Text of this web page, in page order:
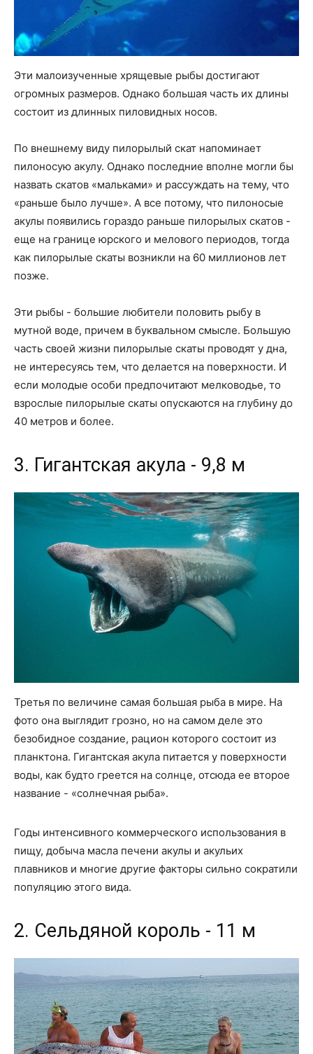
Эти малоизученные хрящевые рыбы достигают
огромных размеров. Однако большая часть их длины
состоит из длинных пиловидных носов.
По внешнему виду пилорылый скат напоминает
пилоносую акулу. Однако последние вполне могли бы
назвать скатов «мальками» и рассуждать на тему, что
«раньше было лучше». А все потому, что пилоносые
акулы появились гораздо раньше пилорылых скатов -
еще на границе юрского и мелового периодов, тогда
как пилорылые скаты возникли на 60 миллионов лет
позже.
Эти рыбы - большие любители половить рыбу в
мутной воде, причем в буквальном смысле. Большую
часть своей жизни пилорылые скаты проводят у дна,
не интересуясь тем, что делается на поверхности. И
если молодые особи предпочитают мелководье, то
взрослые пилорылые скаты опускаются на глубину до
40 метров и более.
3. Гигантская акула - 9,8 м
Третья по величине самая большая рыба в мире. На
фото она выглядит грозно, но на самом деле это
безобидное создание, рацион которого состоит из
планктона. Гигантская акула питается у поверхности
воды, как будто греется на солнце, отсюда ее второе
название - «солнечная рыба».
Годы интенсивного коммерческого использования в
пищу, добыча масла печени акулы и акульих
плавников и многие другие факторы сильно сократили
популяцию этого вида.
2. Сельдяной король - 11 м